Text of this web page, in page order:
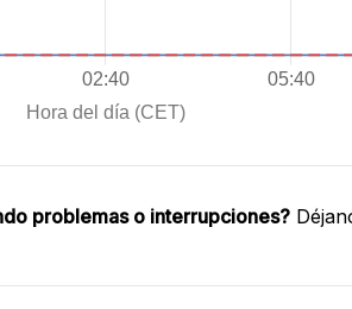
problemas o interrupciones?